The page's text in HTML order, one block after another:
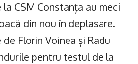
CSM Constanța au meci
din nou în deplasare.
Florin Voinea și Radu
pentru testul de la